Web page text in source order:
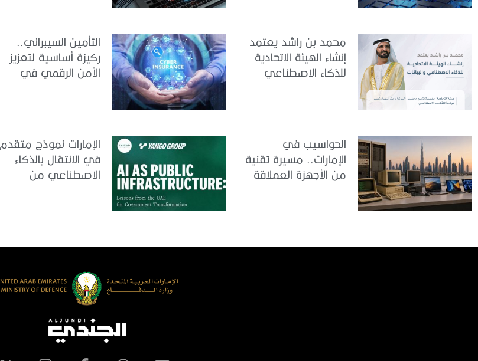
محمد بن راشد يعتمد
إنشاء الهيئة الاتحادية
للذكاء الاصطناعي
التأمين السيبراني..
ركيزة أساسية لتعزيز
الأمن الرقمي في
الحواسيب في
الإمارات.. مسيرة تقنية
من الأجهزة العملاقة
الإمارات نموذج متقدم
في الانتقال بالذكاء
الاصطناعي من